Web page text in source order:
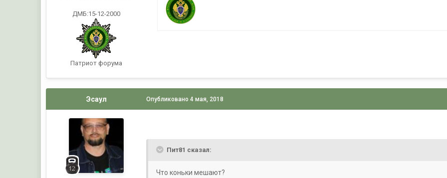
ДМБ:15-12-2000
Патриот форума
Эсаул Опубликовано4 мая, 2018
Пит81 сказал:
Что коньки мешают?